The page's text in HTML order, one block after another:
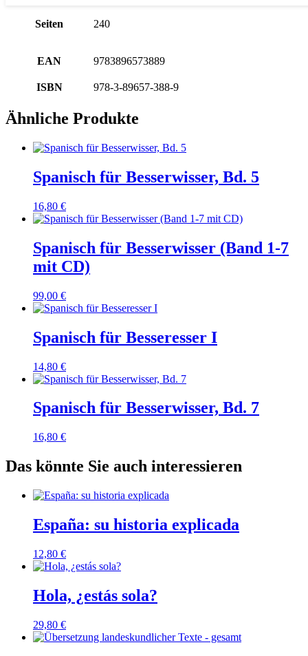
Seiten 240
EAN 9783896573889
ISBN 978-3-89657-388-9
Ähnliche Produkte
Spanisch für Besserwisser, Bd. 5
16,80 €
Spanisch für Besserwisser (Band 1-7
mit CD)
99,00 €
Spanisch für Besseresser I
14,80 €
Spanisch für Besserwisser, Bd. 7
16,80 €
Das könnte Sie auch interessieren
España: su historia explicada
12,80 €
Hola, ¿estás sola?
29,80 €